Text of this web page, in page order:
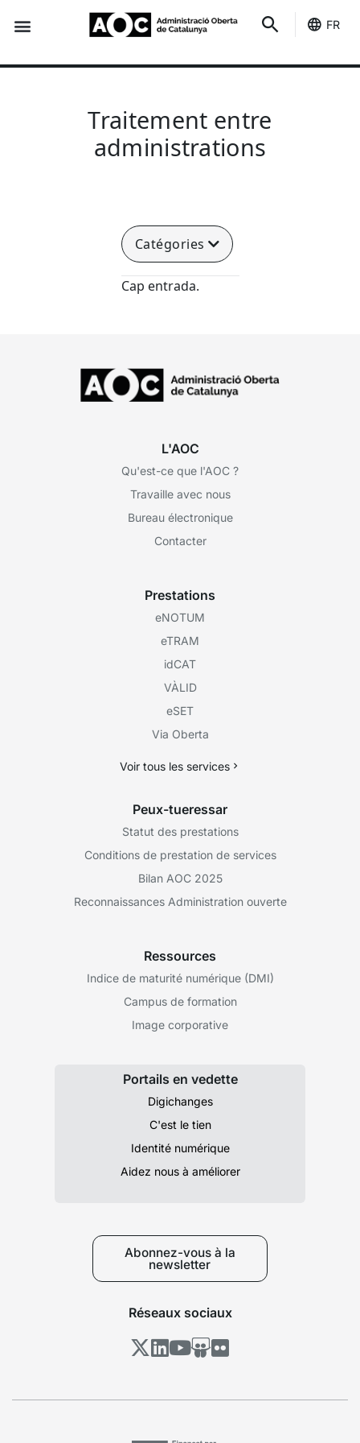
FR
Traitement entre
administrations
Catégories
Cap entrada.
L'AOC
Qu'est-ce que l'AOC ?
Travaille avec nous
Bureau électronique
Contacter
Prestations
eNOTUM
eTRAM
idCAT
VÀLID
eSET
Via Oberta
Voir tous les services
Peux-tueressar
Statut des prestations
Conditions de prestation de services
Bilan AOC 2025
Reconnaissances Administration ouverte
Ressources
Indice de maturité numérique (DMI)
Campus de formation
Image corporative
Portails en vedette
Digichanges
C'est le tien
Identité numérique
Aidez nous à améliorer
Abonnez-vous à la
newsletter
Réseaux sociaux